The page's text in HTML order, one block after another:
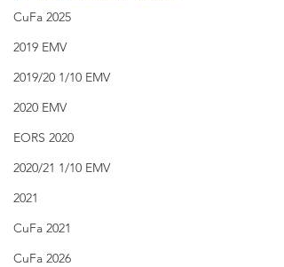
CuFa 2025
2019 EMV
2019/20 1/10 EMV
2020 EMV
EORS 2020
2020/21 1/10 EMV
2021
CuFa 2021
CuFa 2026